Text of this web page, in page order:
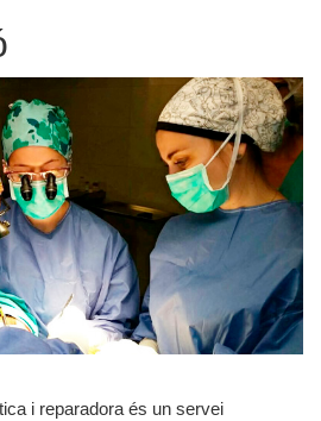
i reparadora és un servei